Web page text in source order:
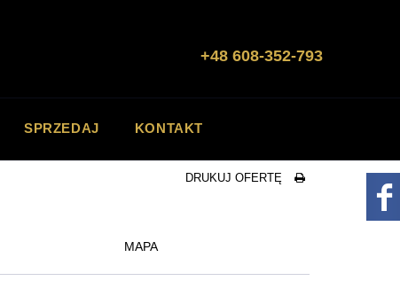
+48 608-352-793
SPRZEDAJ KONTAKT
DRUKUJ OFERTĘ
MAPA